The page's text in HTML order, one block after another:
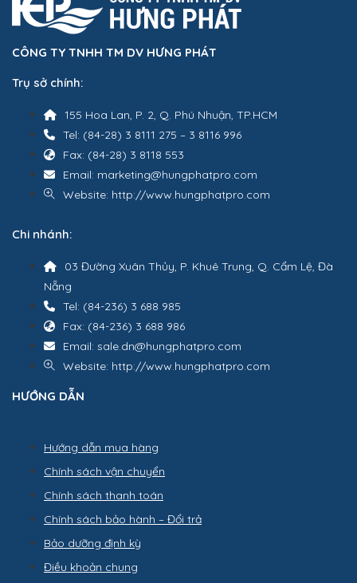
CÔNG TY TNHH TM DV HƯNG PHÁT
Trụ sở chính:
155 Hoa Lan, P. 2, Q. Phú Nhuận, TP.HCM
Tel: (84-28) 3 8111 275 – 3 8116 996
Fax: (84-28) 3 8118 553
Email: marketing@hungphatpro.com
Website: http://www.hungphatpro.com
Chi nhánh:
03 Đường Xuân Thủy, P. Khuê Trung, Q. Cẩm Lệ, Đà
Nẵng
Tel: (84-236) 3 688 985
Fax: (84-236) 3 688 986
Email: sale.dn@hungphatpro.com
Website: http://www.hungphatpro.com
HƯỚNG DẪN
Hướng dẫn mua hàng
Chính sách vận chuyển
Chính sách thanh toán
Chính sách bảo hành – Đổi trả
Bảo dưỡng định kỳ
Điều khoản chung